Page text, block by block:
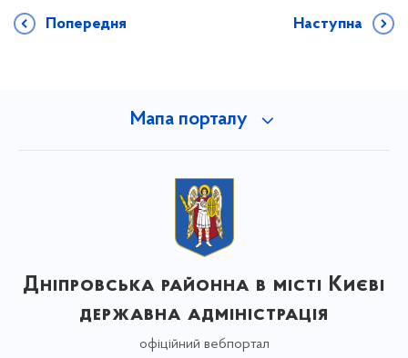
Попередня Наступна
Мапа порталу
Дніпровська районна в місті Києві
державна адміністрація
офіційний вебпортал